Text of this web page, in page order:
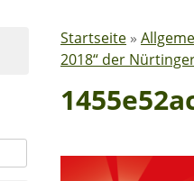
Startseite »
2018“ der